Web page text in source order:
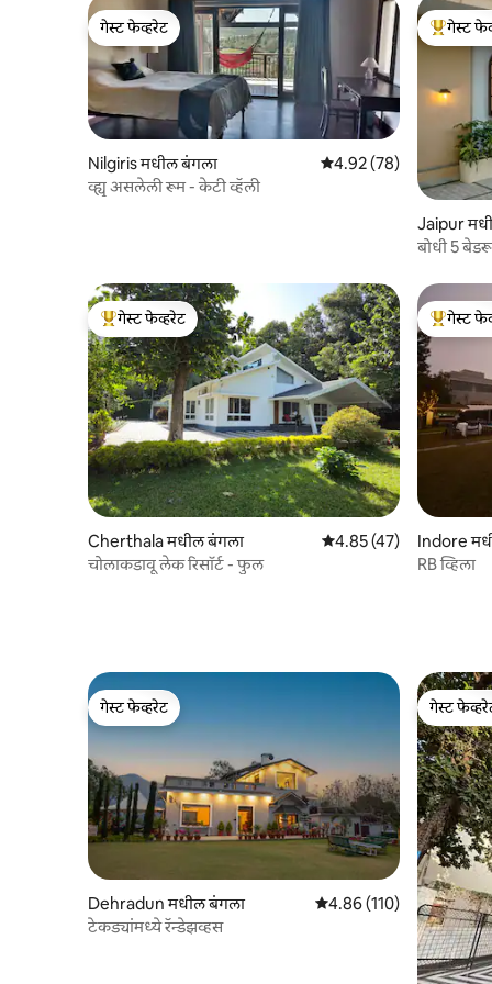
गेस्ट फेव्हरेट
गेस्ट फेव्हरेट
Nilgiris मधील बंगला 5 पैकी 4.92 सरासरी रेटिंग,
4.92 (78)
व्ह्यू असलेली रूम - केटी व्हॅली
टॉप गेस्ट
गेस्ट
Jaipur
बोधी 5
टॉप गेस्ट फेव्हरेट
गेस्ट फेव्हरेट
Cherthala मधील बंगला 5 पैकी 4.85 सरासरी रेटिंग,
4.85 (47)
चोलाकडावू लेक रिसॉर्ट - फुल
टॉप गेस्ट
गेस्ट
Indore
RB व्हिला
गेस्ट फेव्हरेट
गेस्ट फेव्हरेट
Dehradun मधील बंगला 5 पैकी 4.86 सरासरी रेटिंग,
4.86 (110)
टेकड्यांमध्ये रॅन्डेझव्हस
गेस्ट
गेस्ट